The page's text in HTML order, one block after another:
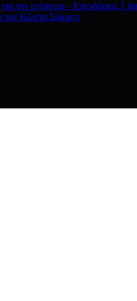
την ενέργεια – Επενδύσεις 1
τον Κώστα Σόμμερ